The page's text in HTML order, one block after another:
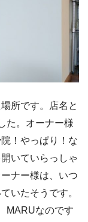
所です。店名と
た。オーナー様
！やっぱり！な
いていらっしゃ
ナー様は、いつ
いたそうです。
MARUなのです